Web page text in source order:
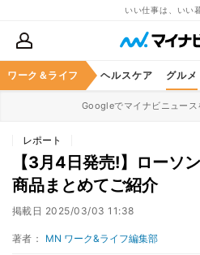
いい仕事は、いい
ワーク＆ライフ
マネー 暮らし ヘルスケア グルメ
Googleでマイナビニュー
レポート
【3月4日発売!】ローソ
商品まとめてご紹介
掲載日 2025/03/03 11:38
著者： MN ワーク&ライフ編集部